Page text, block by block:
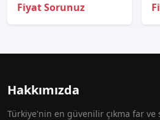
Fiyat Sorunuz
Hakkımızda
Türkiye'nin en güvenilir çıkma far ve